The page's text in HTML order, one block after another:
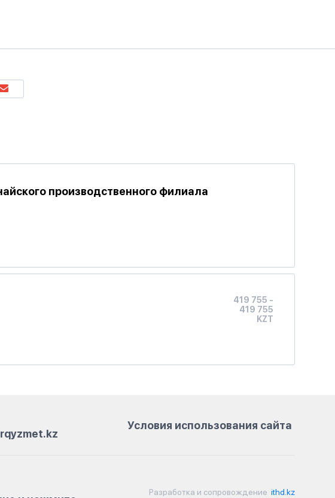
производственного филиала
419 755 -
419 755
KZT
Условия использования сайта
Разработка и сопровождение ithd.kz